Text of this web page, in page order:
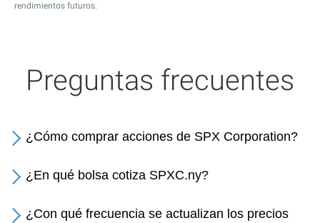
rendimientos futuros.
Preguntas frecuentes
¿Cómo comprar acciones de SPX Corporation?
¿En qué bolsa cotiza SPXC.ny?
¿Con qué frecuencia se actualizan los precios